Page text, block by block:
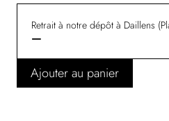
Retrait à notre dépôt à Daillens
—
Ajouter au panier